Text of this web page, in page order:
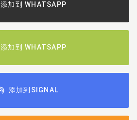
添加到 WHATSAPP
添加到 WHATSAPP
添加到SIGNAL